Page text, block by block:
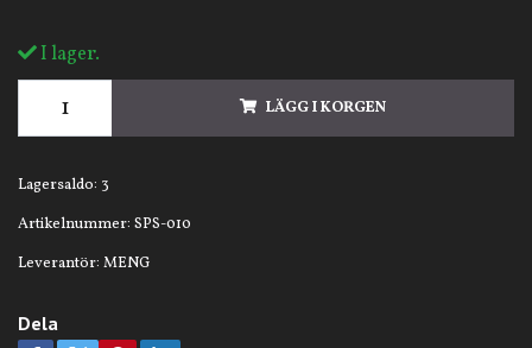
I lager.
LÄGG I KORGEN
Lagersaldo: 3
Artikelnummer: SPS-010
Leverantör: MENG
Dela